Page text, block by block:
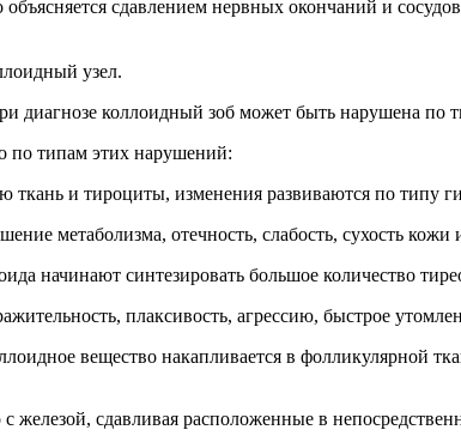
сдавлением нервных окончаний и
узел.
коллоидный зоб может быть нарушена по
по типам этих нарушений:
ткань и тироциты, изменения развиваются по типу
метаболизма, отечность, слабость, сухость
начинают синтезировать большое количество
плаксивость, агрессию, быстрое
вещество накапливается в фолликулярной
железой, сдавливая расположенные в